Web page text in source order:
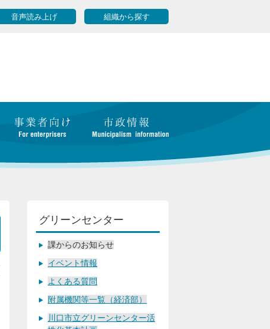
音声読み上げ 組織から探す
グリーンセンター
課からのお知らせ
イベント情報
よくある質問
附属機関等一覧（経済部）
川口市立グリーンセンター活